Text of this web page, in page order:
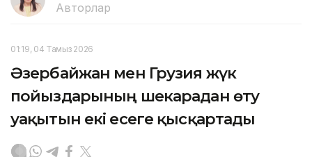
Авторлар
01:19, 04 Тамыз 2026
Әзербайжан мен Грузия жүк
пойыздарының шекарадан өту
уақытын екі есеге қысқартады